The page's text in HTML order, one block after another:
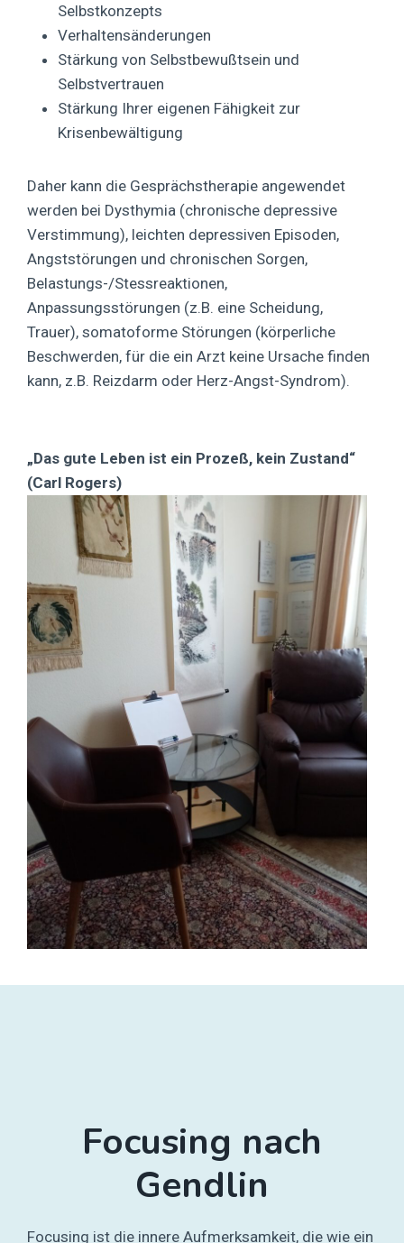
Selbstkonzepts
Verhaltensänderungen
Stärkung von Selbstbewußtsein und
Selbstvertrauen
Stärkung Ihrer eigenen Fähigkeit zur
Krisenbewältigung
Daher kann die Gesprächstherapie angewendet
werden bei Dysthymia (chronische depressive
Verstimmung), leichten depressiven Episoden,
Angststörungen und chronischen Sorgen,
Belastungs-/Stessreaktionen,
Anpassungsstörungen (z.B. eine Scheidung,
Trauer), somatoforme Störungen (körperliche
Beschwerden, für die ein Arzt keine Ursache finden
kann, z.B. Reizdarm oder Herz-Angst-Syndrom).
„Das gute Leben ist ein Prozeß, kein Zustand“
(Carl Rogers)
Focusing nach
Gendlin
Focusing ist die innere Aufmerksamkeit, die wie ein